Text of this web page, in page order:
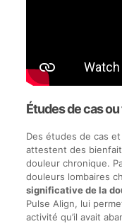
Études de cas
Des études de cas
attestent des
douleur chronique.
douleurs lombaires
significative de la
Pulse Align, lui
activité qu’il avait